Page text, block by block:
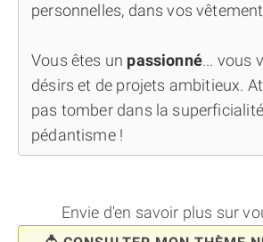
personnelles, dans vos
Vous êtes un passionné... vous
désirs et de projets ambitieux.
pas tomber dans la
pédantisme !
Envie d'en savoir plus sur